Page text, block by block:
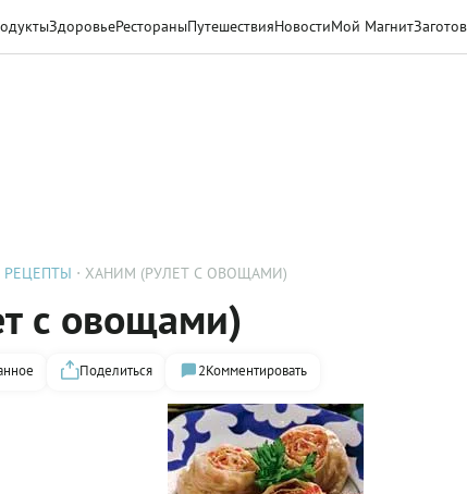
ЗдоровьеРестораныПутешествияНовостиМой Магнит
РЕЦЕПТЫ ХАНИМ (РУЛЕТ С ОВОЩАМИ)
с овощами)
Поделиться 2Комментировать